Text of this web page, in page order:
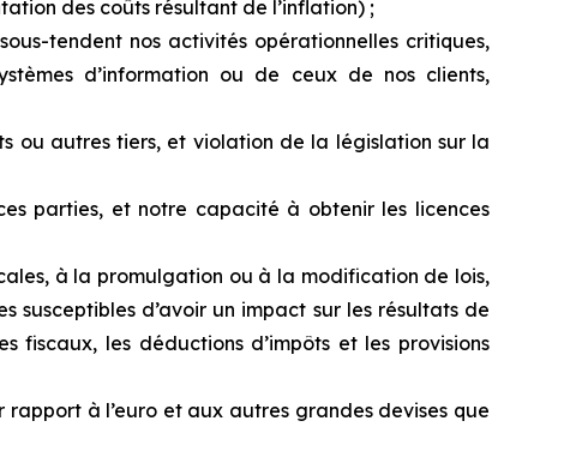
des coûts résultant de l’inflation) ;
tendent nos activités opérationnelles critiques,
d’information ou de ceux de nos clients,
ou autres tiers, et violation de la législation sur la
parties, et notre capacité à obtenir les licences
à la promulgation ou à la modification de lois,
susceptibles d’avoir un impact sur les résultats de
les déductions d’impôts et les provisions
à l’euro et aux autres grandes devises que